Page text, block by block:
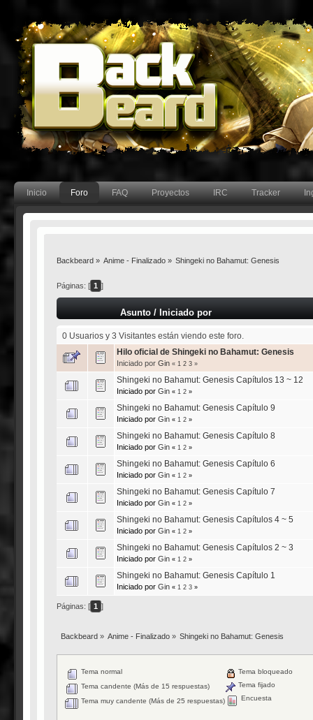
Inicio Foro FAQ Proyectos IRC Tracker
Backbeard» Anime - Finalizado » Shingeki no Bahamut: Genesis
Páginas: [ 1 ]
Asunto/ Iniciado por
0 Usuarios y 3 Visitantes están viendo este foro.
Hilo oficial de Shingeki no Bahamut: Genesis
Iniciado por Gin « 1 2 3»
Shingeki no Bahamut: Genesis Capítulos 13 ~ 12
Iniciado por Gin « 1 2»
Shingeki no Bahamut: Genesis Capítulo 9
Iniciado por Gin « 1 2»
Shingeki no Bahamut: Genesis Capítulo 8
Iniciado por Gin « 1 2»
Shingeki no Bahamut: Genesis Capítulo 6
Iniciado por Gin « 1 2»
Shingeki no Bahamut: Genesis Capítulo 7
Iniciado por Gin « 1 2»
Shingeki no Bahamut: Genesis Capítulos 4 ~ 5
Iniciado por Gin « 1 2»
Shingeki no Bahamut: Genesis Capítulos 2 ~ 3
Iniciado por Gin « 1 2»
Shingeki no Bahamut: Genesis Capítulo 1
Iniciado por Gin « 1 2 3»
Páginas: [ 1 ]
Backbeard» Anime - Finalizado » Shingeki no Bahamut: Genesis
Tema normal
Tema candente (Más de 15 respuestas)
Tema muy candente (Más de 25 respuestas)
Tema bloqueado
Tema fijado
Encuesta